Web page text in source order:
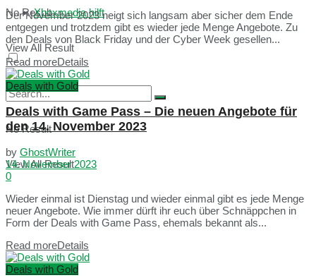
No Result
View All Result
Xboxmedia hilft
No Result
View All Result
Der November 2023 neigt sich langsam aber sicher dem Ende
entgegen und trotzdem gibt es wieder jede Menge Angebote. Zu
den Deals von Black Friday und der Cyber Week gesellen...
Read moreDetails
Deals with Gold
Deals with Game Pass – Die neuen Angebote für
den 14. November 2023
by GhostWriter
14. November 2023
0
Wieder einmal ist Dienstag und wieder einmal gibt es jede Menge
neuer Angebote. Wie immer dürft ihr euch über Schnäppchen in
Form der Deals with Game Pass, ehemals bekannt als...
Read moreDetails
Deals with Gold